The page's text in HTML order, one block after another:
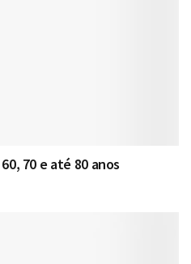
70 e até 80 anos